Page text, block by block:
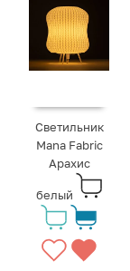
Светильник
Mana Fabric
Арахис
белый